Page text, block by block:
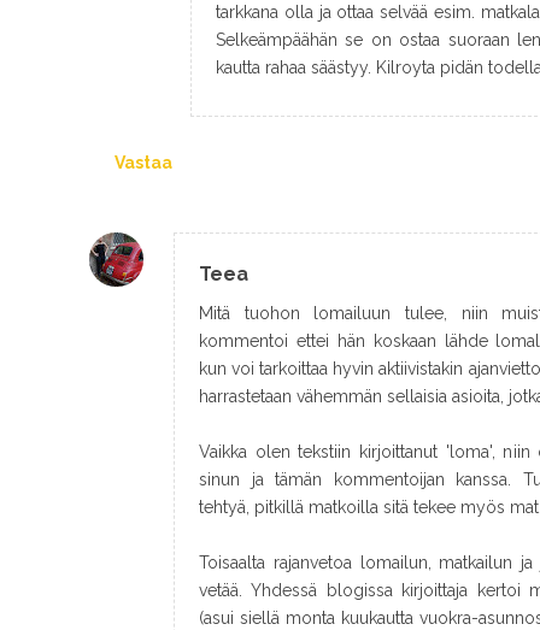
tarkkana olla ja ottaa selvää esim.
Selkeämpäähän se on ostaa suoraan
kautta rahaa säästyy. Kilroyta pidän
Vastaa
Teea
Mitä tuohon lomailuun tulee, niin
kommentoi ettei hän koskaan lähde
kun voi tarkoittaa hyvin aktiivistakin
harrastetaan vähemmän sellaisia asioita,
Vaikka olen tekstiin kirjoittanut 'loma',
sinun ja tämän kommentoijan kanssa.
tehtyä, pitkillä matkoilla sitä tekee myös
Toisaalta rajanvetoa lomailun, matkailun
vetää. Yhdessä blogissa kirjoittaja kertoi
(asui siellä monta kuukautta vuokra-